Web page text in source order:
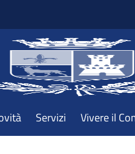
Servizi Vivere il